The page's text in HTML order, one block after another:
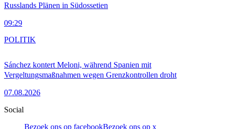
Russlands Plänen in Südossetien
09:29
Sánchez kontert Meloni, während Spanien mit
Vergeltungsmaßnahmen wegen Grenzkontrollen droht
07.08.2026
POLITIK
Social
Bezoek ons op facebookBezoek ons op x